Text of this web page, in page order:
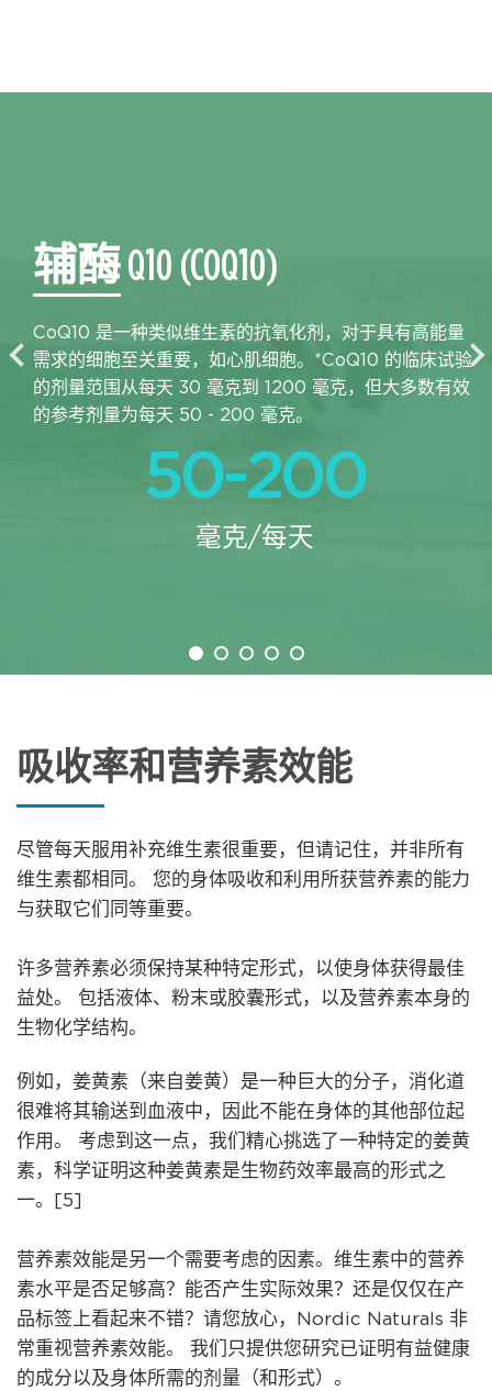
辅酶 Q10 (COQ10)
CoQ10 是一种类似维生素的抗氧化剂，对于具有高能量
需求的细胞至关重要，如心肌细胞。*CoQ10 的临床试验
的剂量范围从每天 30 毫克到 1200 毫克，但大多数有效
的参考剂量为每天 50 - 200 毫克。
50-200
毫克/每天
吸收率和营养素效能
尽管每天服用补充维生素很重要，但请记住，并非所有
维生素都相同。 您的身体吸收和利用所获营养素的能力
与获取它们同等重要。
许多营养素必须保持某种特定形式，以使身体获得最佳
益处。 包括液体、粉末或胶囊形式，以及营养素本身的
生物化学结构。
例如，姜黄素（来自姜黄）是一种巨大的分子，消化道
很难将其输送到血液中，因此不能在身体的其他部位起
作用。 考虑到这一点，我们精心挑选了一种特定的姜黄
素，科学证明这种姜黄素是生物药效率最高的形式之
一。[5]
营养素效能是另一个需要考虑的因素。维生素中的营养
素水平是否足够高？能否产生实际效果？还是仅仅在产
品标签上看起来不错？请您放心，Nordic Naturals 非
常重视营养素效能。 我们只提供您研究已证明有益健康
的成分以及身体所需的剂量（和形式）。